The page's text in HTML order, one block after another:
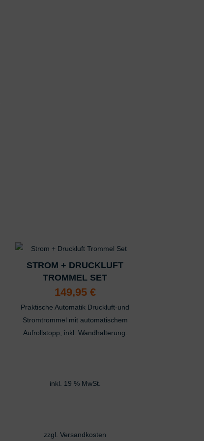
STROM + DRUCKLUFT
TROMMEL SET
149,95 €
Praktische Automatik Druckluft-und
Stromtrommel mit automatischem
Aufrollstopp, inkl. Wandhalterung.
inkl. 19 % MwSt.
zzgl.Versandkosten